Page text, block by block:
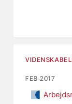
FEB 2017